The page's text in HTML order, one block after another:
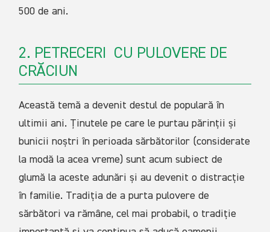
500 de ani.
2. PETRECERI CU PULOVERE DE
CRĂCIUN
Această temă a devenit destul de populară în
ultimii ani. Ținutele pe care le purtau părinții și
bunicii noștri în perioada sărbătorilor (considerate
la modă la acea vreme) sunt acum subiect de
glumă la aceste adunări și au devenit o distracție
în familie. Tradiția de a purta pulovere de
sărbători va rămâne, cel mai probabil, o tradiție